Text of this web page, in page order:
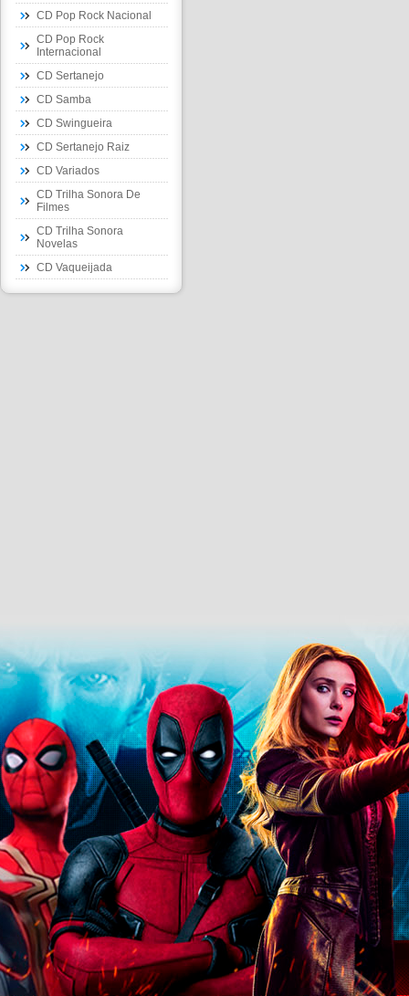
CD Pop Rock Nacional
CD Pop Rock
Internacional
CD Sertanejo
CD Samba
CD Swingueira
CD Sertanejo Raiz
CD Variados
CD Trilha Sonora De
Filmes
CD Trilha Sonora
Novelas
CD Vaqueijada